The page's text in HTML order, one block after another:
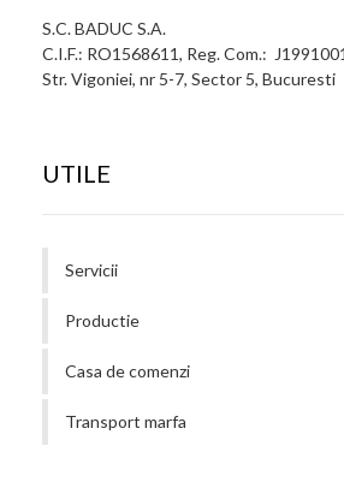
S.C. BADUC S.A.
C.I.F.: RO1568611, Reg. Com.:
Str. Vigoniei, nr 5-7, Sector 5, Bucuresti
UTILE
Servicii
Productie
Casa de comenzi
Transport marfa